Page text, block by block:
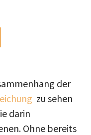
der
zu sehen
darin
Ohne bereits